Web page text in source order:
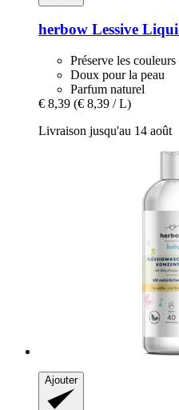
herbow Lessive
Préserve les couleurs
Doux pour la peau
Parfum naturel
€ 8,39 (€ 8,39 / L)
Livraison jusqu'au 14 août
Ajouter